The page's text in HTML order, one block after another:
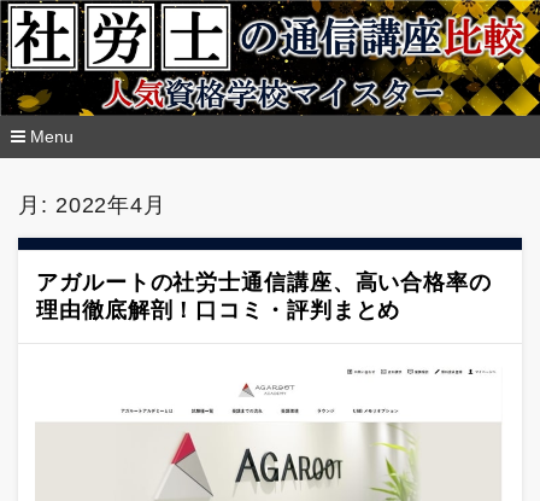
Menu
月: 2022年4月
アガルートの社労士通信講座、高い合格率の
理由徹底解剖！口コミ・評判まとめ